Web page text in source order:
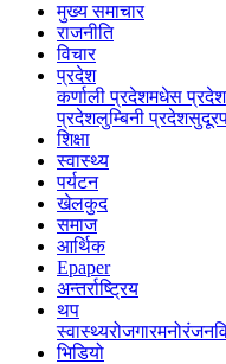
मुख्य समाचार
राजनीति
विचार
प्रदेश
कर्णाली प्रदेशमधेस प्रदेश
प्रदेशलुम्बिनी प्रदेश
शिक्षा
स्वास्थ्य
पर्यटन
खेलकुद
समाज
आर्थिक
Epaper
अन्तर्राष्ट्रिय
थप
स्वास्थ्यरोजगारमनोरंजन
भिडियो